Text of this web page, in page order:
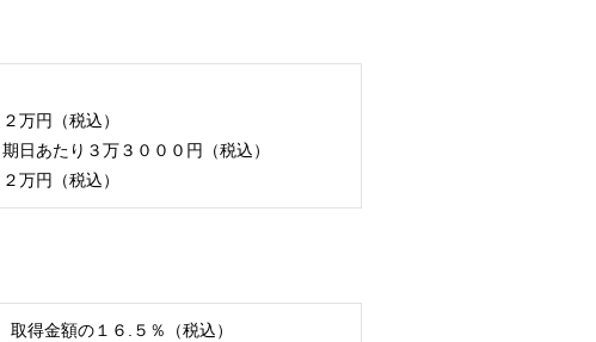
万円（税込）
日あたり３万３０００円（税込）
万円（税込）
取得金額の１６.５％（税込）